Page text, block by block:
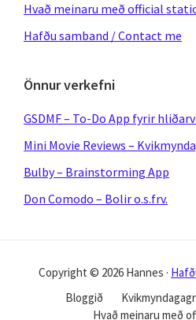
Hvað meinaru með official
Hafðu samband / Contact me
Önnur verkefni
GSDMF – To-Do App fyrir
Mini Movie Reviews –
Bulby – Brainstorming App
Don Comodo – Bolir o.s.frv.
Copyright © 2026 Hannes ·
Bloggið
Hvað meinaru með